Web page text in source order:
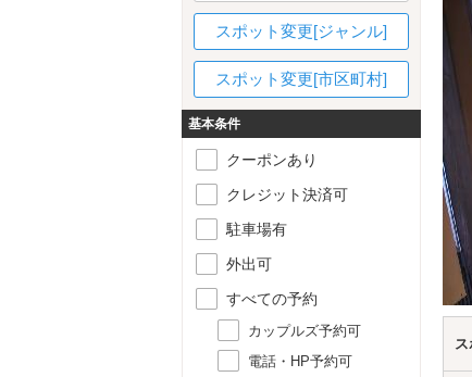
ス
スポット変更[ジャンル]
スポット変更[市区町村]
基本条件
クーポンあり
クレジット決済可
駐車場有
外出可
すべての予約
カップルズ予約可
電話・HP予約可